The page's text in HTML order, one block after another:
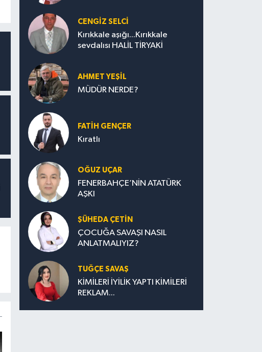
CENGİZ SELCİ
Kırıkkale aşığı...Kırıkkale
sevdalısı HALİL TİRYAKİ
AHMET YEŞİL
MÜDÜR NERDE?
FATIH GENÇER
Kıratlı
OĞUZ UÇAR
FENERBAHÇE’NİN ATATÜRK
AŞKI
ŞÜHEDA ÇETİN
ÇOCUĞA SAVAŞI NASIL
ANLATMALIYIZ?
TUĞÇE SAVAŞ
KİMİLERİ İYİLİK YAPTI KİMİLERİ
REKLAM...